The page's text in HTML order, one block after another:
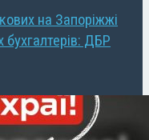
на Запоріжжі
ДБР